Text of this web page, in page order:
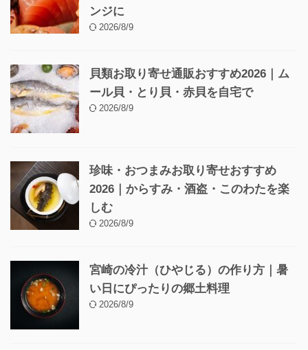
ンジに
2026/8/9
貝類お取り寄せ通販おすすめ2026｜ム
ール貝・とり貝・赤貝を自宅で
2026/8/9
珍味・おつまみお取り寄せおすすめ
2026｜からすみ・酒盗・このわたを楽
しむ
2026/8/9
宮崎の冷汁（ひやじる）の作り方｜暑
い日にぴったりの郷土料理
2026/8/9